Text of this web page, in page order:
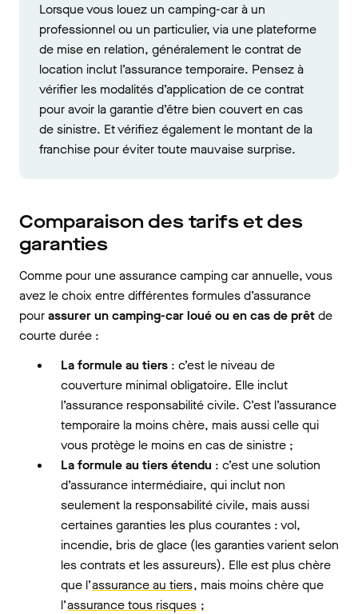
Lorsque vous louez un camping-car à un
professionnel ou un particulier, via une plateforme
de mise en relation, généralement le contrat de
location inclut l’assurance temporaire. Pensez à
vérifier les modalités d’application de ce contrat
pour avoir la garantie d’être bien couvert en cas
de sinistre. Et vérifiez également le montant de la
franchise pour éviter toute mauvaise surprise.
Comparaison des tarifs et des
garanties
Comme pour une assurance camping car annuelle, vous
avez le choix entre différentes formules d’assurance
pourassurer un camping-car loué ou en cas de prêtde
courte durée :
La formule au tiers : c’est le niveau de
couverture minimal obligatoire. Elle inclut
l’assurance responsabilité civile. C’est l’assurance
temporaire la moins chère, mais aussi celle qui
vous protège le moins en cas de sinistre ;
La formule au tiers étendu : c’est une solution
d’assurance intermédiaire, qui inclut non
seulement la responsabilité civile, mais aussi
certaines garanties les plus courantes : vol,
incendie, bris de glace (les garanties varient selon
les contrats et les assureurs). Elle est plus chère
que l’assurance au tiers, mais moins chère que
l’assurance tous risques ;